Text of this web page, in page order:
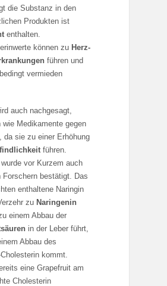
die Substanz in den
Produkten ist
enthalten.
können zu Herz-
führen und
vermieden
auch nachgesagt,
Medikamente gegen
da sie zu einer Erhöhung
führen.
vor Kurzem auch
Forschern bestätigt. Das
enthaltene Naringin
zu Naringenin
einem Abbau der
in der Leber führt,
Abbau des
kommt.
eine Grapefruit am
Cholesterin